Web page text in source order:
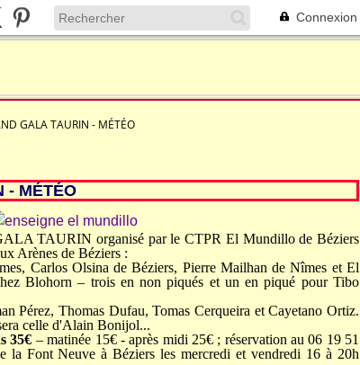
Connexion
GALA TAURIN - MÉTÉO
- MÉTÉO
TAURIN organisé parle CTPR El Mundillo de Béziers
Arènes de Béziers :
Carlos Olsina de Béziers, Pierre Mailhan de Nîmes etEl
Blohorn – trois en non piqués et un en piqué pour Tibo
Pérez, Thomas Dufau, Tomas Cerqueira et Cayetano Ortiz.
celle d'Alain Bonijol...
35€ – matinée 15€ - après midi 25€ ; réservation au 06 19 51
Font Neuve à Béziers les mercredi et vendredi 16 à 20h